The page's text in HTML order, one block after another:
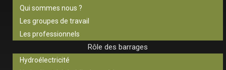
Qui sommes nous ?
Les groupes de travail
Les professionnels
Rôle des barrages
Hydroélectricité